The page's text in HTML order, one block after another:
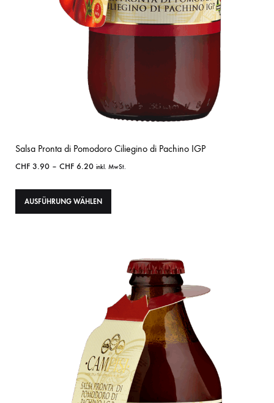
Salsa Pronta di Pomodoro Ciliegino di Pachino IGP
CHF 3.90 – CHF 6.20 inkl. MwSt.
AUSFÜHRUNG WÄHLEN